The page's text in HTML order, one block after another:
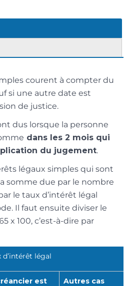
courent à compter du
si une autre date est
de justice.
dus lorsque la personne
dans les 2 mois qui
du jugement.
légaux simples qui sont
somme due par le nombre
le taux d’intérêt légal
Il faut ensuite diviser le
x 100, c’est-à-dire par
d’intérêt légal
est
Autres cas